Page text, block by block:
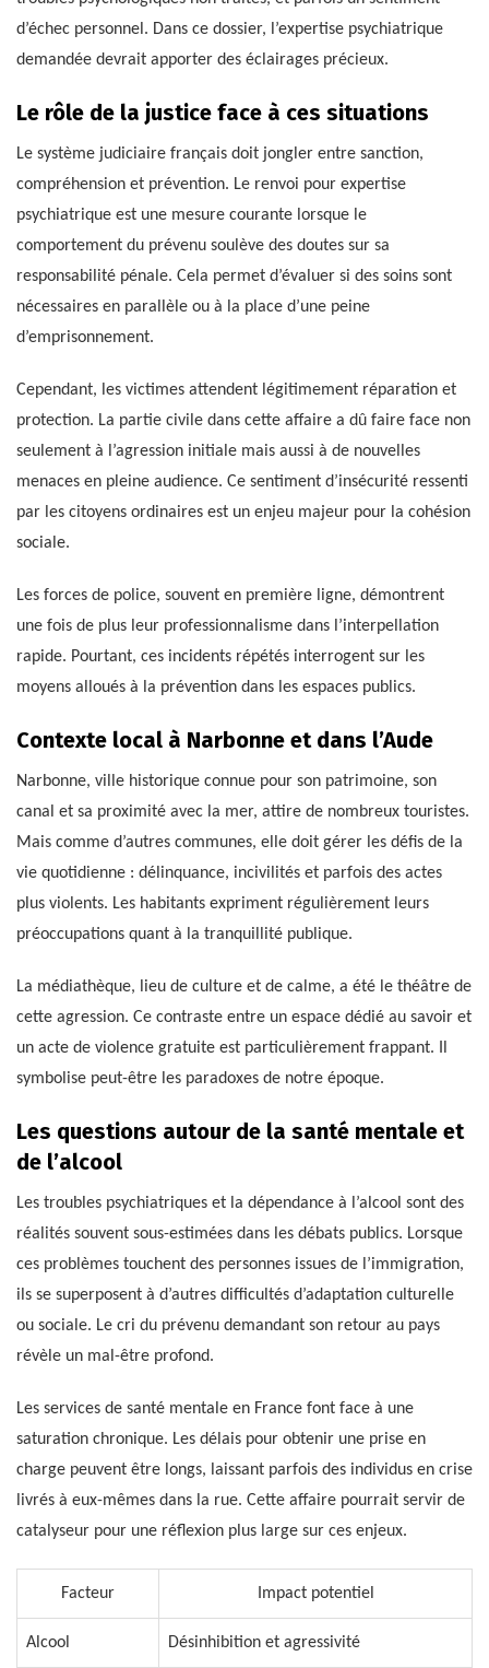
d’échec personnel. Dans ce dossier, l’expertise psychiatrique
demandée devrait apporter des éclairages précieux.
Le rôle de la justice face à ces situations
Le système judiciaire français doit jongler entre sanction,
compréhension et prévention. Le renvoi pour expertise
psychiatrique est une mesure courante lorsque le
comportement du prévenu soulève des doutes sur sa
responsabilité pénale. Cela permet d’évaluer si des soins sont
nécessaires en parallèle ou à la place d’une peine
d’emprisonnement.
Cependant, les victimes attendent légitimement réparation et
protection. La partie civile dans cette affaire a dû faire face non
seulement à l’agression initiale mais aussi à de nouvelles
menaces en pleine audience. Ce sentiment d’insécurité ressenti
par les citoyens ordinaires est un enjeu majeur pour la cohésion
sociale.
Les forces de police, souvent en première ligne, démontrent
une fois de plus leur professionnalisme dans l’interpellation
rapide. Pourtant, ces incidents répétés interrogent sur les
moyens alloués à la prévention dans les espaces publics.
Contexte local à Narbonne et dans l’Aude
Narbonne, ville historique connue pour son patrimoine, son
canal et sa proximité avec la mer, attire de nombreux touristes.
Mais comme d’autres communes, elle doit gérer les défis de la
vie quotidienne : délinquance, incivilités et parfois des actes
plus violents. Les habitants expriment régulièrement leurs
préoccupations quant à la tranquillité publique.
La médiathèque, lieu de culture et de calme, a été le théâtre de
cette agression. Ce contraste entre un espace dédié au savoir et
un acte de violence gratuite est particulièrement frappant. Il
symbolise peut-être les paradoxes de notre époque.
Les questions autour de la santé mentale et
de l’alcool
Les troubles psychiatriques et la dépendance à l’alcool sont des
réalités souvent sous-estimées dans les débats publics. Lorsque
ces problèmes touchent des personnes issues de l’immigration,
ils se superposent à d’autres difficultés d’adaptation culturelle
ou sociale. Le cri du prévenu demandant son retour au pays
révèle un mal-être profond.
Les services de santé mentale en France font face à une
saturation chronique. Les délais pour obtenir une prise en
charge peuvent être longs, laissant parfois des individus en crise
livrés à eux-mêmes dans la rue. Cette affaire pourrait servir de
catalyseur pour une réflexion plus large sur ces enjeux.
Facteur Impact potentiel
Alcool Désinhibition et agressivité